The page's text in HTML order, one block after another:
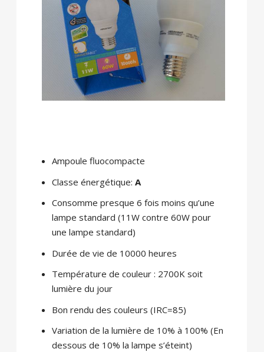
Ampoule fluocompacte
Classe énergétique: A
Consomme presque 6 fois moins qu’une
lampe standard (11W contre 60W pour
une lampe standard)
Durée de vie de 10000 heures
Température de couleur : 2700K soit
lumière du jour
Bon rendu des couleurs (IRC=85)
Variation de la lumière de 10% à 100% (En
dessous de 10% la lampe s’éteint)